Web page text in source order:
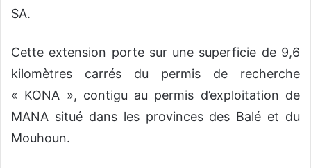
SA.
Cette extension porte sur une superficie de 9,6
kilomètres carrés du permis de recherche
« KONA », contigu au permis d’exploitation de
MANA situé dans les provinces des Balé et du
Mouhoun.